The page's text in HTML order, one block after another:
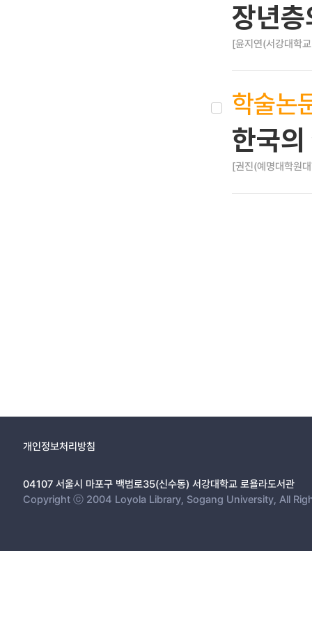
장년
[윤지연(서강대학
학술논
한국
[권진(예명대학원
개인정보처리방침
04107 서울시 마포구 백범로35(신수동) 서강대학교 로욜라도서관
Copyright ⓒ 2004 Loyola Library, Sogang University, All